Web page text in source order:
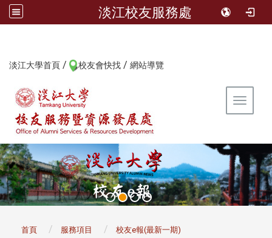
淡江校友服務處
淡江大學首頁 / 校友會快找 / 網站導覽
Toggle
首頁 服務項目
校友e報(最新一期)